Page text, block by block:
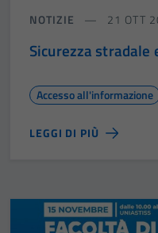
NOTIZIE 21 OTT
Sicurezza stradale
Accesso all'informazione
LEGGI DI PIÙ